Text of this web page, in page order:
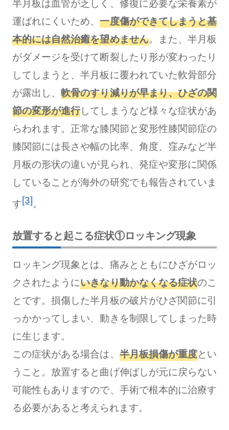
半月板は血管が乏しく、修復に必要な栄養素が
運ばれにくいため、一度傷ができてしまうと基
本的には自然治癒を望めません。また、半月板
がダメージを受けて断裂したり形が変わったり
してしまうと、半月板に覆われていた軟骨部分
が露出し、軟骨のすり減りが早まり、ひざの関
節の変形が進行してしまうなど様々な症状があ
らわれます。正常な膝関節と変形性膝関節症の
膝関節には長さや幅の比率、角度、窪みなど半
月板の形状の違いが見られ、発症や変形に関係
していることが海外の研究でも報告されていま
す[3]。
放置すると起こる症状①ロッキング現象
ロッキング現象とは、痛みとともにひざがロッ
クされたようにいきなり動かなくなる症状のこ
とです。損傷した半月板の破片がひざ関節に引
っかかってしまい、動きを制限してしまった時
に生じます。
この症状がある場合は、 半月板損傷が重度とい
うこと。放置すると曲げ伸ばしが元に戻らない
可能性もありますので、手術で根本的に治療す
る必要があると考えられます。